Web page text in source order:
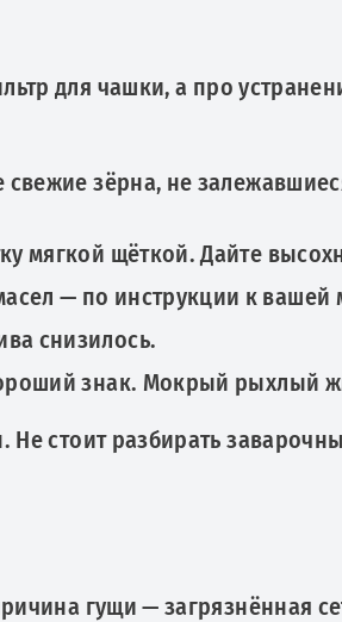
для чашки, а про
свежие зёрна, не
мягкой щёткой. Дайте
— по инструкции к вашей
снизилось.
знак. Мокрый рыхлый
стоит разбирать
гущи — загрязнённая